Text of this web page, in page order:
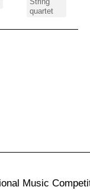
quartet
Music